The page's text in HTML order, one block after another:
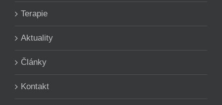
Terapie
Aktuality
Články
Kontakt